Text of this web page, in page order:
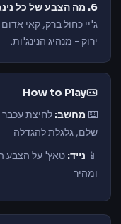
6. מה הצבע של כל נינג'ה בנינג'גו?
ג'יי כחול ברק, קאי
ירוק - מנהיג הנינג'ות.
How to Play
⌨️ מחשב: לחיצת עכבר
שלם, גלגלת להגדלה
📱 נייד: טאץ' על הצבע
ומהיר